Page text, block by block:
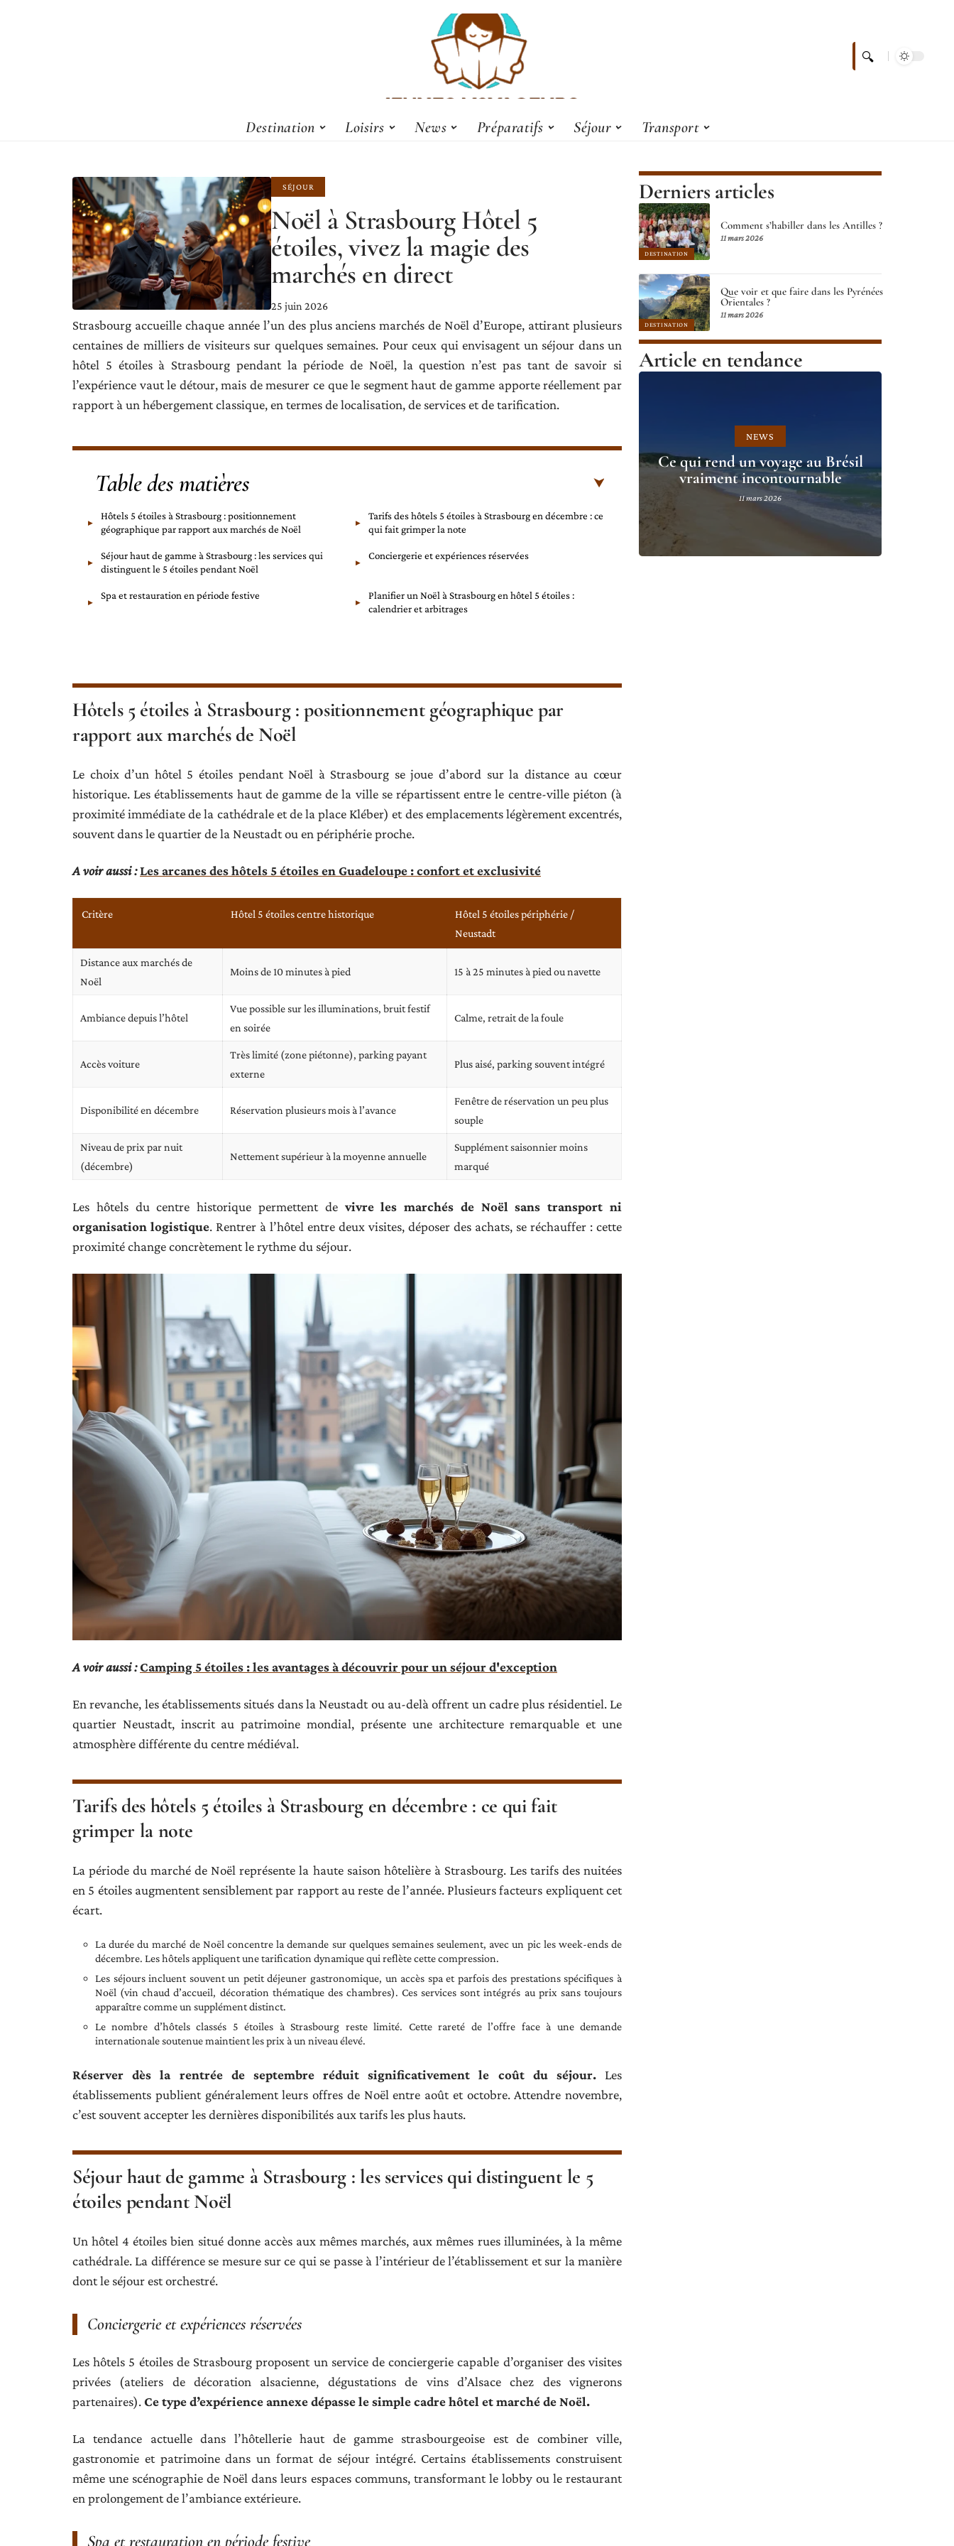
Destination Loisirs News Préparatifs Séjour Transport
SÉJOUR
Noël à Strasbourg Hôtel 5
étoiles, vivez la magie des
marchés en direct
25 juin 2026
Strasbourg accueille chaque année l’un des plus anciens marchés de Noël d’Europe, attirant plusieurs
centaines de milliers de visiteurs sur quelques semaines. Pour ceux qui envisagent un séjour dans un
hôtel 5 étoiles à Strasbourg pendant la période de Noël, la question n’est pas tant de savoir si
l’expérience vaut le détour, mais de mesurer ce que le segment haut de gamme apporte réellement par
rapport à un hébergement classique, en termes de localisation, de services et de tarification.
Table des matières
Hôtels 5 étoiles à Strasbourg : positionnement
géographique par rapport aux marchés de Noël
Tarifs des hôtels 5 étoiles à Strasbourg en décembre : ce
qui fait grimper la note
Séjour haut de gamme à Strasbourg : les services qui
distinguent le 5 étoiles pendant Noël
Conciergerie et expériences réservées
Spa et restauration en période festive
Planifier un Noël à Strasbourg en hôtel 5 étoiles :
calendrier et arbitrages
Hôtels 5 étoiles à Strasbourg : positionnement géographique par
rapport aux marchés de Noël
Le choix d’un hôtel 5 étoiles pendant Noël à Strasbourg se joue d’abord sur la distance au cœur
historique. Les établissements haut de gamme de la ville se répartissent entre le centre-ville piéton (à
proximité immédiate de la cathédrale et de la place Kléber) et des emplacements légèrement excentrés,
souvent dans le quartier de la Neustadt ou en périphérie proche.
A voir aussi :Les arcanes des hôtels 5 étoiles en Guadeloupe : confort et exclusivité
Critère Hôtel 5 étoiles centre historique
Hôtel 5 étoiles périphérie /
Neustadt
Distance aux marchés de
Noël
Moins de 10 minutes à pied 15 à 25 minutes à pied ou navette
Ambiance depuis l’hôtel
Vue possible sur les illuminations, bruit festif
en soirée
Calme, retrait de la foule
Accès voiture
Très limité (zone piétonne), parking payant
externe
Plus aisé, parking souvent intégré
Disponibilité en décembre Réservation plusieurs mois à l’avance
Fenêtre de réservation un peu plus
souple
Niveau de prix par nuit
(décembre)
Nettement supérieur à la moyenne annuelle
Supplément saisonnier moins
marqué
Les hôtels du centre historique permettent de vivre les marchés de Noël sans transport ni
organisation logistique. Rentrer à l’hôtel entre deux visites, déposer des achats, se réchauffer : cette
proximité change concrètement le rythme du séjour.
A voir aussi :Camping 5 étoiles : les avantages à découvrir pour un séjour d'exception
En revanche, les établissements situés dans la Neustadt ou au-delà offrent un cadre plus résidentiel. Le
quartier Neustadt, inscrit au patrimoine mondial, présente une architecture remarquable et une
atmosphère différente du centre médiéval.
Tarifs des hôtels 5 étoiles à Strasbourg en décembre : ce qui fait
grimper la note
La période du marché de Noël représente la haute saison hôtelière à Strasbourg. Les tarifs des nuitées
en 5 étoiles augmentent sensiblement par rapport au reste de l’année. Plusieurs facteurs expliquent cet
écart.
La durée du marché de Noël concentre la demande sur quelques semaines seulement, avec un pic les week-ends de
décembre. Les hôtels appliquent une tarification dynamique qui reflète cette compression.
Les séjours incluent souvent un petit déjeuner gastronomique, un accès spa et parfois des prestations spécifiques à
Noël (vin chaud d’accueil, décoration thématique des chambres). Ces services sont intégrés au prix sans toujours
apparaître comme un supplément distinct.
Le nombre d’hôtels classés 5 étoiles à Strasbourg reste limité. Cette rareté de l’offre face à une demande
internationale soutenue maintient les prix à un niveau élevé.
Réserver dès la rentrée de septembre réduit significativement le coût du séjour.Les
établissements publient généralement leurs offres de Noël entre août et octobre. Attendre novembre,
c’est souvent accepter les dernières disponibilités aux tarifs les plus hauts.
Séjour haut de gamme à Strasbourg : les services qui distinguent le 5
étoiles pendant Noël
Un hôtel 4 étoiles bien situé donne accès aux mêmes marchés, aux mêmes rues illuminées, à la même
cathédrale. La différence se mesure sur ce qui se passe à l’intérieur de l’établissement et sur la manière
dont le séjour est orchestré.
Conciergerie et expériences réservées
Les hôtels 5 étoiles de Strasbourg proposent un service de conciergerie capable d’organiser des visites
privées (ateliers de décoration alsacienne, dégustations de vins d’Alsace chez des vignerons
partenaires).Ce type d’expérience annexe dépasse le simple cadre hôtel et marché de Noël.
La tendance actuelle dans l’hôtellerie haut de gamme strasbourgeoise est de combiner ville,
gastronomie et patrimoine dans un format de séjour intégré. Certains établissements construisent
même une scénographie de Noël dans leurs espaces communs, transformant le lobby ou le restaurant
en prolongement de l’ambiance extérieure.
Spa et restauration en période festive
Derniers articles
DESTINATION
Comment s’habiller dans les Antilles ?
11 mars 2026
DESTINATION
Que voir et que faire dans les Pyrénées
Orientales ?
11 mars 2026
Article en tendance
NEWS
Ce qui rend un voyage au Brésil
vraiment incontournable
11 mars 2026